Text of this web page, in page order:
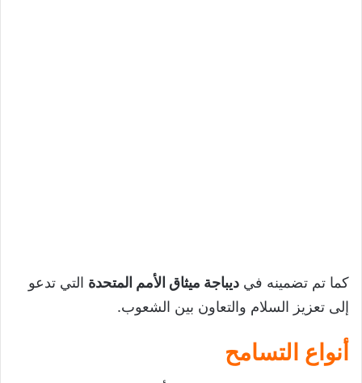
كما تم تضمينه في ديباجة ميثاق الأمم المتحدة التي تدعو
إلى تعزيز السلام والتعاون بين الشعوب.
أنواع التسامح